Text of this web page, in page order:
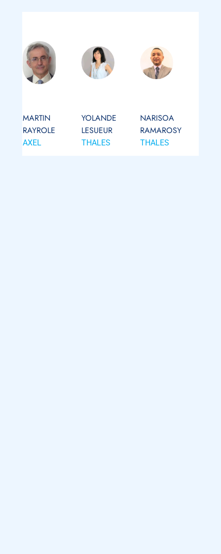
MARTIN
RAYROLE
AXEL
YOLANDE
LESUEUR
THALES
NARISOA
RAMAROSY
THALES